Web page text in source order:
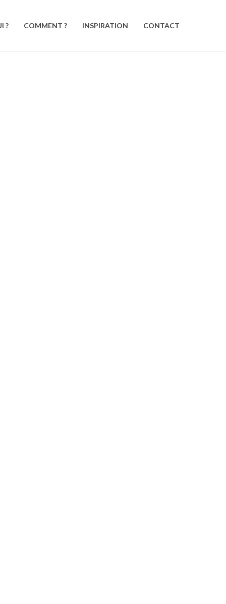
? COMMENT ? INSPIRATION CONTACT